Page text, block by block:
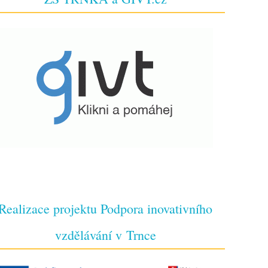
projektu Podpora inovativního
vzdělávání v Trnce